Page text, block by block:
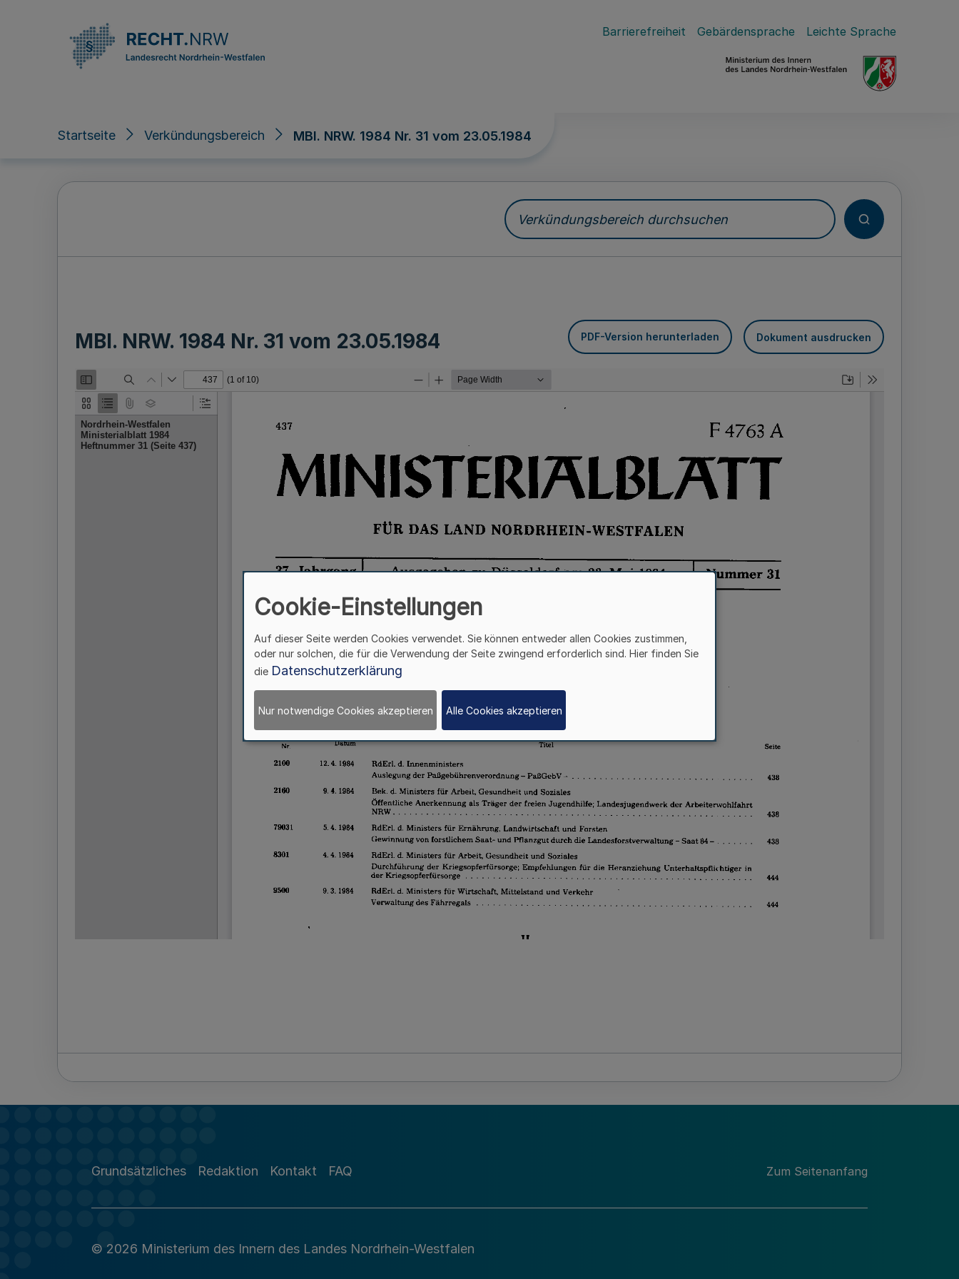
Barrierefreiheit Gebärdensprache Leichte Sprache
Startseite Verkündungsbereich MBl. NRW. 1984 Nr. 31 vom 23.05.1984
Verkündungsbereich durchsuchen
MBl. NRW. 1984 Nr. 31 vom 23.05.1984 PDF-Version herunterladen Dokument ausdrucken
Grundsätzliches Redaktion Kontakt FAQ Zum Seitenanfang
© 2026 Ministerium des Innern des Landes Nordrhein-Westfalen
Cookie-Einstellungen
Auf dieser Seite werden Cookies verwendet. Sie können entweder allen Cookies zustimmen,
oder nur solchen, die für die Verwendung der Seite zwingend erforderlich sind. Hier finden Sie
die Datenschutzerklärung
Nur notwendige Cookies akzeptieren Alle Cookies akzeptieren